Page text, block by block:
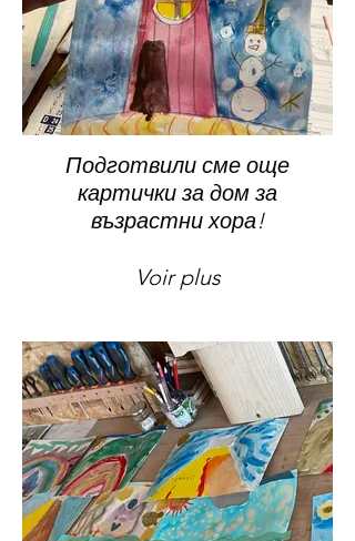
Подготвили сме още
картички за дом за
възрастни хора!
Voir plus